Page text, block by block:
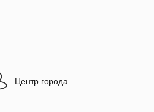
Центр города